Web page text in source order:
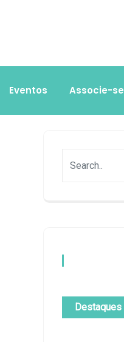
Eventos Associe-se
Destaques